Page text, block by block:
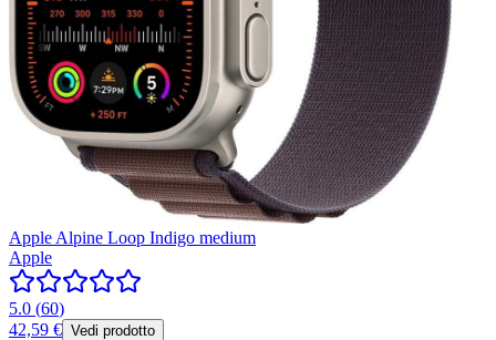
Apple Alpine Loop Indigo medium
Apple
5.0 (60)
42,59 € Vedi prodotto